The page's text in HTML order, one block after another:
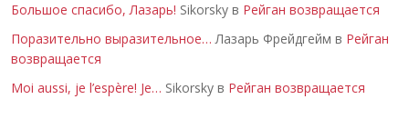
Большое спасибо, Лазарь! Sikorsky в Рейган возвращается
Поразительно выразительное… Лазарь Фрейдгейм в Рейган
возвращается
Moi aussi, je l’espère! Je… Sikorsky в Рейган возвращается